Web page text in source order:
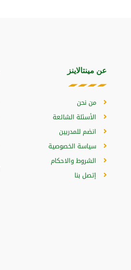
عن مينتالاينز
من نحن
الأسئلة الشائعة
انضم للمدربين
سياسة الخصوصية
الشروط والاحكام
إتصل بنا